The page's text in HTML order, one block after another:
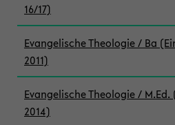
16/17)
Evangelische Theologie / Ba
2011)
Evangelische Theologie /
2014)